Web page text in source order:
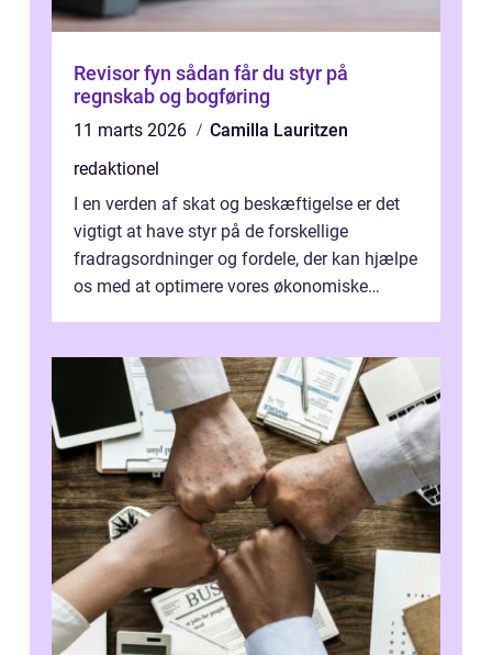
Revisor fyn sådan får du styr på
regnskab og bogføring
11 marts 2026
Camilla Lauritzen
redaktionel
I en verden af skat og beskæftigelse er det
vigtigt at have styr på de forskellige
fradragsordninger og fordele, der kan hjælpe
os med at optimere vores økonomiske